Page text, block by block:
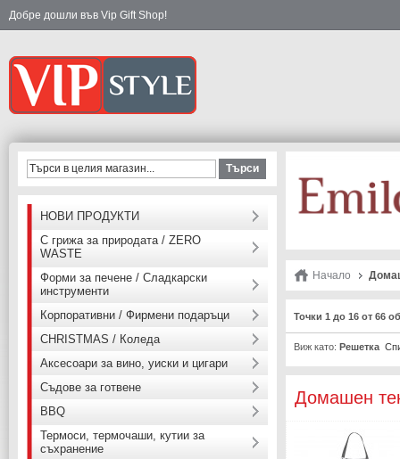
Добре дошли във Vip Gift Shop!
Начало
Точки 1 до 16 от 66
Виж като: Решетка
Домашен
Търси
НОВИ ПРОДУКТИ
С грижа за природата / ZERO
WASTE
Форми за печене / Сладкарски
инструменти
Корпоративни / Фирмени подаръци
CHRISTMAS / Коледа
Аксесоари за вино, уиски и цигари
Съдове за готвене
BBQ
Термоси, термочаши, кутии за
съхранение